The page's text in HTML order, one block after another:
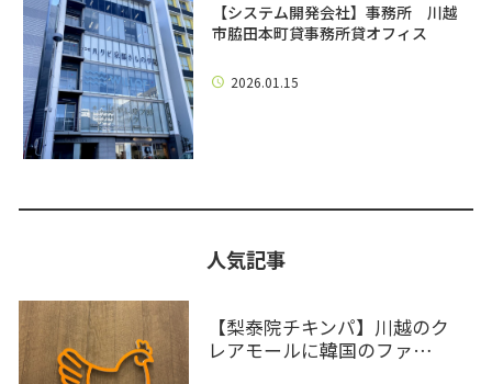
【システム開発会社】事務所 川越
市脇田本町貸事務所貸オフィス
2026.01.15
人気記事
【梨泰院チキンパ】川越のク
レアモールに韓国のファ…